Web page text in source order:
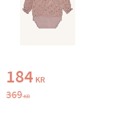
Nedsatt pris:
184 KR
Ordinarie pris:
369KR